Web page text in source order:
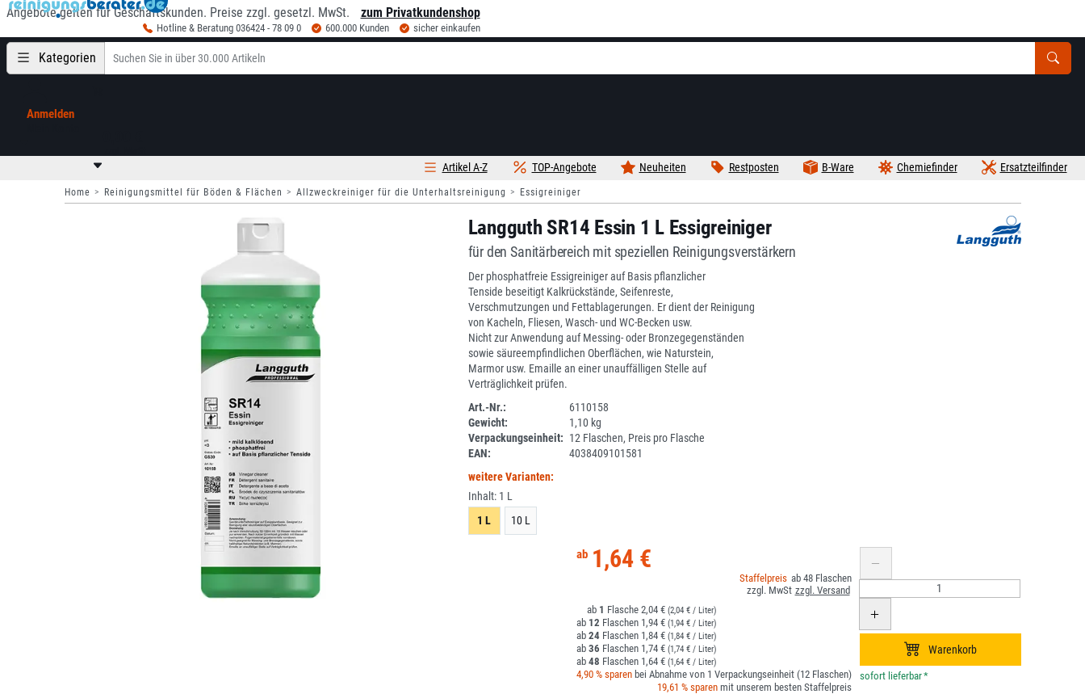
Angebote gelten für Geschäftskunden. Preise zzgl. gesetzl. MwSt. zum Privatkundenshop
Hotline & Beratung 036424 - 78 09 0 600.000 Kunden sicher einkaufen
Kategorien
Anmelden
Ersatzteilfinder
Chemiefinder
B-Ware
Restposten
Neuheiten
TOP-Angebote
Artikel A-Z
Home Reinigungsmittel für Böden & Flächen Allzweckreiniger für die Unterhaltsreinigung Essigreiniger
Langguth SR14 Essin 1 L Essigreiniger
für den Sanitärbereich mit speziellen Reinigungsverstärkern
Der phosphatfreie Essigreiniger auf Basis pflanzlicher
Tenside beseitigt Kalkrückstände, Seifenreste,
Verschmutzungen und Fettablagerungen. Er dient der Reinigung
von Kacheln, Fliesen, Wasch- und WC-Becken usw.
Nicht zur Anwendung auf Messing- oder Bronzegegenständen
sowie säureempfindlichen Oberflächen, wie Naturstein,
Marmor usw. Emaille an einer unauffälligen Stelle auf
Verträglichkeit prüfen.
Art.-Nr.:
6110158
Gewicht:
1,10 kg
Verpackungseinheit: 12 Flaschen, Preis pro Flasche
EAN:
4038409101581
weitere Varianten:
Inhalt: 1 L
1 L
10 L
1,64 €
48
1 2,04 € (2,04 € / Liter)
12 1,94 € (1,94 € / Liter)
24 1,84 € (1,84 € / Liter)
36 1,74 € (1,74 € / Liter)
48 1,64 € (1,64 € / Liter)
4,90 % sparenbei Abnahme von 1 Verpackungseinheit (12 Flaschen)
19,61 % sparenmit unserem besten Staffelpreis
*